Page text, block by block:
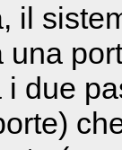
il
due